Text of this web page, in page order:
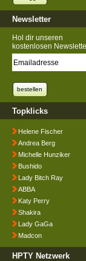
Newsletter
Hol dir unseren
kostenlosen
Topklicks
Helene Fischer
Andrea Berg
Michelle Hunziker
Bushido
Lady Bitch Ray
ABBA
Katy Perry
Shakira
Lady GaGa
Madcon
HPTY Netzwerk